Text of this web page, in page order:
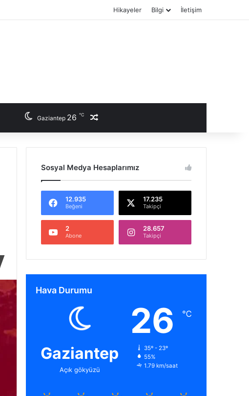
Hikayeler Bilgi İletişim
Gaziantep 26 ℃
Sosyal Medya Hesaplarımız
12.935
Beğeni
17.235
Takipçi
2
Abone
28.657
Takipçi
Hava Durumu
Gaziantep
Açık gökyüzü
26 ℃
35º - 23º
55%
1.79 km/saat